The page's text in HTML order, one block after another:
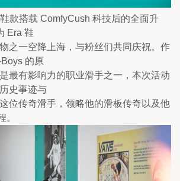
款搭载 ComfyCush 科技后的全面升
Era 鞋
之一空降上海，与粉丝们共同庆祝。作
的原
最有影响力的职业滑手之一，本次活动
史事迹与
位传奇滑手，领略他的滑板传奇以及他
。